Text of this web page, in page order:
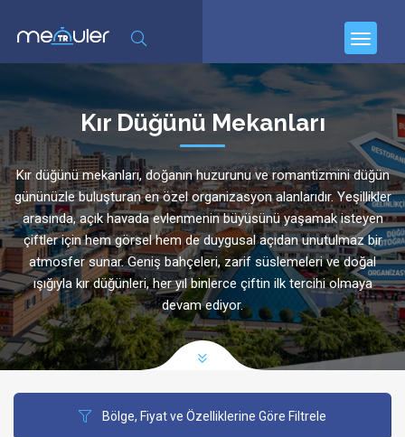
Kır Düğünü Mekanları
Kır düğünü mekanları, doğanın huzurunu ve romantizmini düğün
gününüzle buluşturan en özel organizasyon alanlarıdır. Yeşillikler
arasında, açık havada evlenmenin büyüsünü yaşamak isteyen
çiftler için hem görsel hem de duygusal açıdan unutulmaz bir
atmosfer sunar. Geniş bahçeleri, zarif süslemeleri ve doğal
ışığıyla kır düğünleri, her yıl binlerce çiftin ilk tercihi olmaya
devam ediyor.
Bölge, Fiyat ve Özelliklerine Göre Filtrele